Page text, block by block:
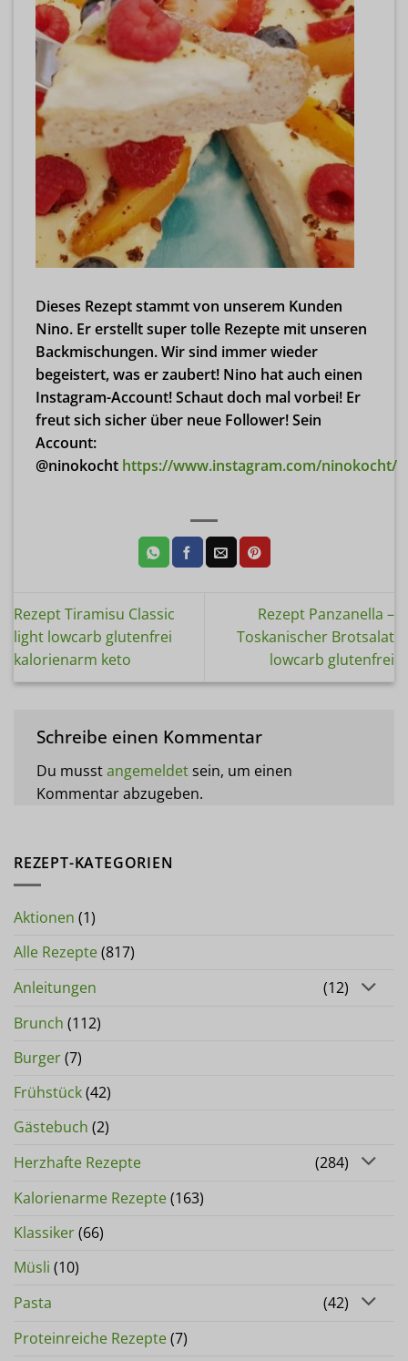
Dieses Rezept stammt von unserem Kunden
Nino. Er erstellt super tolle Rezepte mit unseren
Backmischungen. Wir sind immer wieder
begeistert, was er zaubert! Nino hat auch einen
Instagram-Account! Schaut doch mal vorbei! Er
freut sich sicher über neue Follower! Sein
Account:
@ninokocht https://www.instagram.com/ninokocht/
Rezept Tiramisu Classic
light lowcarb glutenfrei
kalorienarm keto
Rezept Panzanella –
Toskanischer Brotsalat
lowcarb glutenfrei
Schreibe einen Kommentar
Du musstangemeldetsein, um einen
Kommentar abzugeben.
REZEPT-KATEGORIEN
Aktionen (1)
Alle Rezepte(817)
Anleitungen
(12)
Brunch (112)
Burger(7)
Frühstück(42)
Gästebuch (2)
Herzhafte Rezepte
(284)
Kalorienarme Rezepte(163)
Klassiker(66)
Müsli (10)
Pasta
(42)
Proteinreiche Rezepte(7)